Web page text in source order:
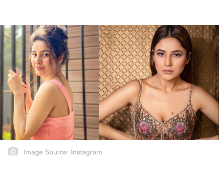
Image Source: Instagram